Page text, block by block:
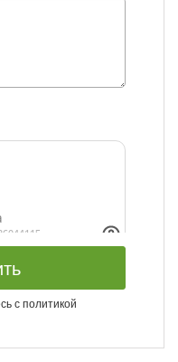
с политикой